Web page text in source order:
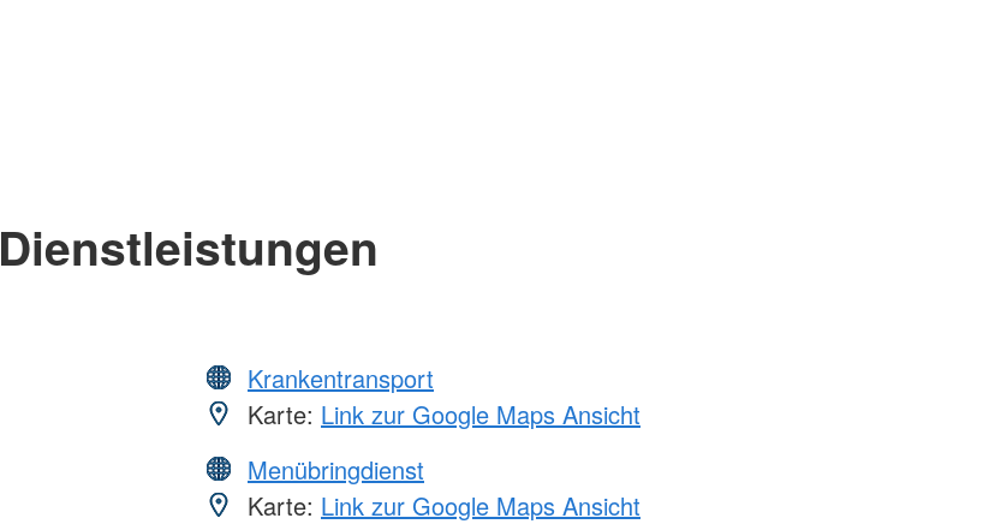
Dienstleistungen
Krankentransport
Karte: Link zur Google Maps Ansicht
Menübringdienst
Karte: Link zur Google Maps Ansicht